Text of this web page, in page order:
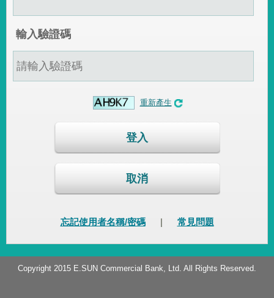
輸入驗證碼
重新產生
登入
取消
忘記使用者名稱/密碼 | 常見問題
Copyright 2015 E.SUN Commercial Bank, Ltd. All Rights Reserved.